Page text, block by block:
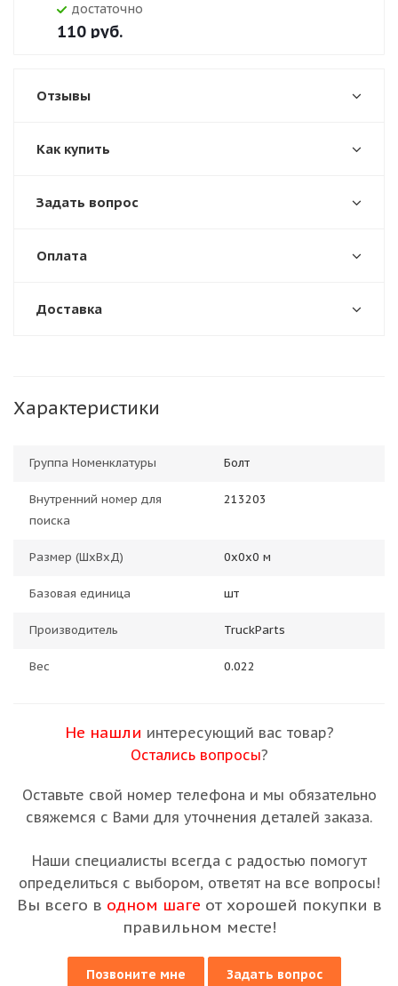
Достаточно
110 руб.
Отзывы
Как купить
Задать вопрос
Оплата
Доставка
Характеристики
Группа Номенклатуры Болт
Внутренний номер для
поиска
213203
Размер (ШхВхД) 0х0х0 м
Базовая единица шт
Производитель TruckParts
Вес 0.022
Не нашли интересующий вас товар?
Остались вопросы?
Оставьте свой номер телефона и мы обязательно
свяжемся с Вами для уточнения деталей заказа.
Наши специалисты всегда с радостью помогут
определиться с выбором, ответят на все вопросы!
Вы всего в одном шаге от хорошей покупки в
правильном месте!
Позвоните мне Задать вопрос